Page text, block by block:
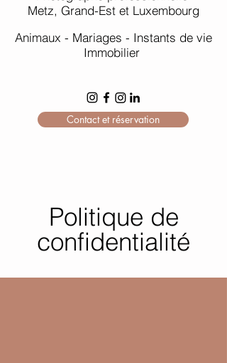
Metz, Grand-Est et Luxembourg
Animaux - Mariages - Instants de vie
Immobilier
Contact et réservation
Politique de
confidentialité